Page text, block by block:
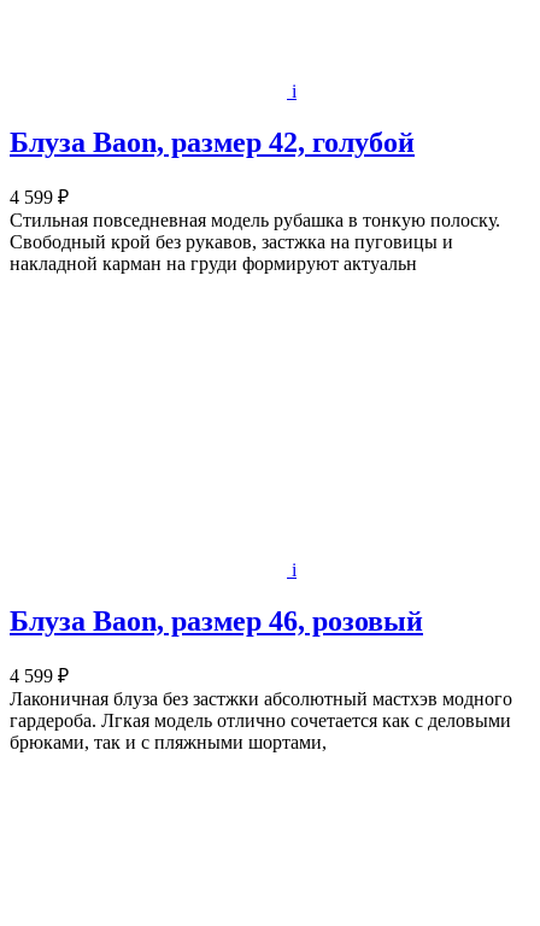
i
Блуза Baon, размер 42, голубой
4 599 ₽
Стильная повседневная модель рубашка в тонкую полоску.
Свободный крой без рукавов, застжка на пуговицы и
накладной карман на груди формируют актуальн
i
Блуза Baon, размер 46, розовый
4 599 ₽
Лаконичная блуза без застжки абсолютный мастхэв модного
гардероба. Лгкая модель отлично сочетается как с деловыми
брюками, так и с пляжными шортами,